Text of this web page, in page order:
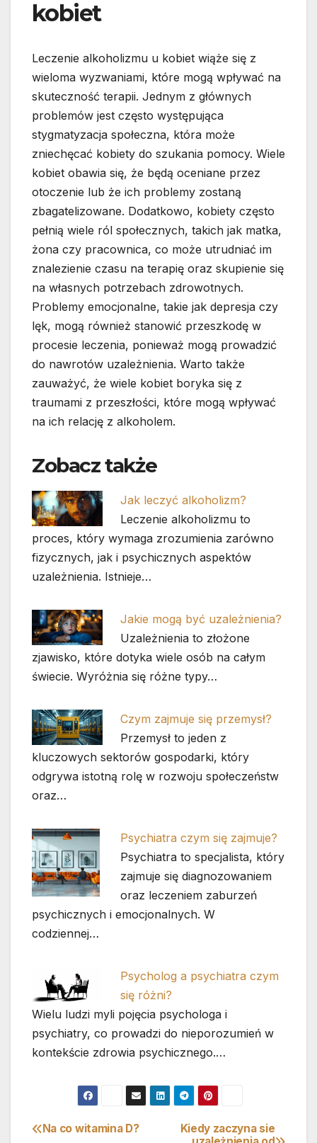
kobiet
Leczenie alkoholizmu u kobiet wiąże się z
wieloma wyzwaniami, które mogą wpływać na
skuteczność terapii. Jednym z głównych
problemów jest często występująca
stygmatyzacja społeczna, która może
zniechęcać kobiety do szukania pomocy. Wiele
kobiet obawia się, że będą oceniane przez
otoczenie lub że ich problemy zostaną
zbagatelizowane. Dodatkowo, kobiety często
pełnią wiele ról społecznych, takich jak matka,
żona czy pracownica, co może utrudniać im
znalezienie czasu na terapię oraz skupienie się
na własnych potrzebach zdrowotnych.
Problemy emocjonalne, takie jak depresja czy
lęk, mogą również stanowić przeszkodę w
procesie leczenia, ponieważ mogą prowadzić
do nawrotów uzależnienia. Warto także
zauważyć, że wiele kobiet boryka się z
traumami z przeszłości, które mogą wpływać
na ich relację z alkoholem.
Zobacz także
Jak leczyć alkoholizm?
Leczenie alkoholizmu to
proces, który wymaga zrozumienia zarówno
fizycznych, jak i psychicznych aspektów
uzależnienia. Istnieje…
Jakie mogą być uzależnienia?
Uzależnienia to złożone
zjawisko, które dotyka wiele osób na całym
świecie. Wyróżnia się różne typy…
Czym zajmuje się przemysł?
Przemysł to jeden z
kluczowych sektorów gospodarki, który
odgrywa istotną rolę w rozwoju społeczeństw
oraz…
Psychiatra czym się zajmuje?
Psychiatra to specjalista, który
zajmuje się diagnozowaniem
oraz leczeniem zaburzeń
psychicznych i emocjonalnych. W
codziennej…
Psycholog a psychiatra czym
się różni?
Wielu ludzi myli pojęcia psychologa i
psychiatry, co prowadzi do nieporozumień w
kontekście zdrowia psychicznego.…
Nawigacja
Kiedy zaczyna sie
Na co witamina D?